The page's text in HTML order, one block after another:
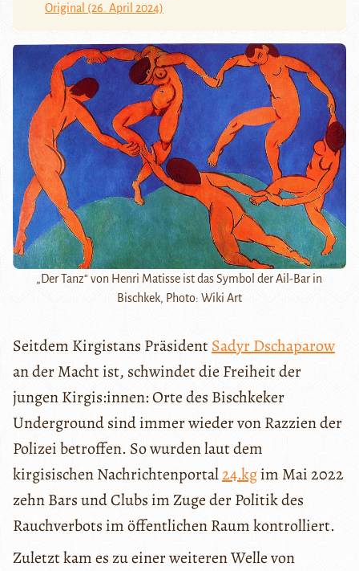
Original (26. April 2024)
„Der Tanz“ von Henri Matisse ist das Symbol der Ail-Bar in
Bischkek, Photo: Wiki Art
Seitdem Kirgistans PräsidentSadyr Dschaparow
an der Macht ist, schwindet die Freiheit der
jungen Kirgis:innen: Orte des Bischkeker
Underground sind immer wieder von Razzien der
Polizei betroffen. So wurden laut dem
kirgisischen Nachrichtenportal24.kgim Mai 2022
zehn Bars und Clubs im Zuge der Politik des
Rauchverbots im öffentlichen Raum kontrolliert.
Zuletzt kam es zu einer weiteren Welle von